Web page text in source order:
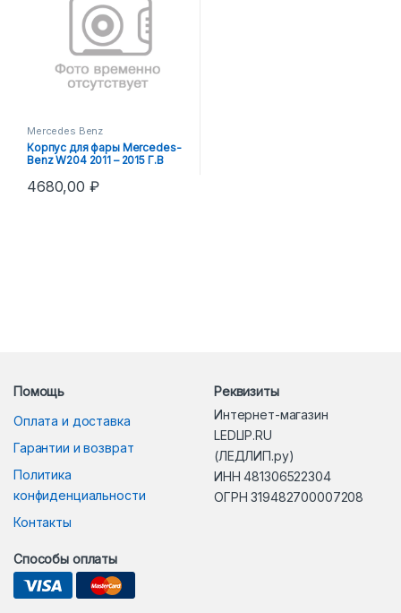
Mercedes Benz
Корпус для фары Mercedes-
Benz W204 2011 – 2015 Г.В
4680,00 ₽
Помощь
Оплата и доставка
Гарантии и возврат
Политика
конфиденциальности
Контакты
Реквизиты
Интернет-магазин
LEDLIP.RU
(ЛЕДЛИП.ру)
ИНН 481306522304
ОГРН 319482700007208
Способы оплаты